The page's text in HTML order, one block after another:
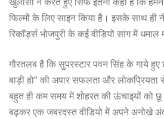
फिल्मों के लिए साइन किया है। इसके साथ ही
रिकॉर्ड्स भोजपुरी के कई वीडियो सांग में धमाल
गौरतलब है कि सुपरस्टार पवन सिंह के गाये हुए
बाड़ी हो” की अपार सफलता और लोकप्रियता
बहुत ही कम समय में शोहरत की ऊंचाइयों को
बढ़कर एक जबरदस्त वीडियो में अपने अनोखे